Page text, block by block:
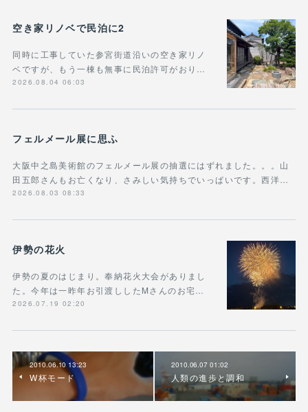
空き家リノベで民泊に2
同時に工事していた参宮街道沿いの空き家リノ
ベですが、もう一棟も無事に民泊許可がおり…
2026.08.04 06:03
フェルメール展に思ふ
大阪中之島美術館のフェルメール展の抽選にはずれました。。。山
田五郎さんもお亡くなり、さみしい気持ちでいっぱいです。西洋…
2026.08.03 08:33
伊勢の花火
伊勢の夏のはじまり。奉納花火大会がありまし
た。今年は一昨年お引渡ししたMさんのお宅…
2026.07.19 02:20
2010.06.10 13:23
W杯モード
2010.06.07 01:02
人類の進歩と調和